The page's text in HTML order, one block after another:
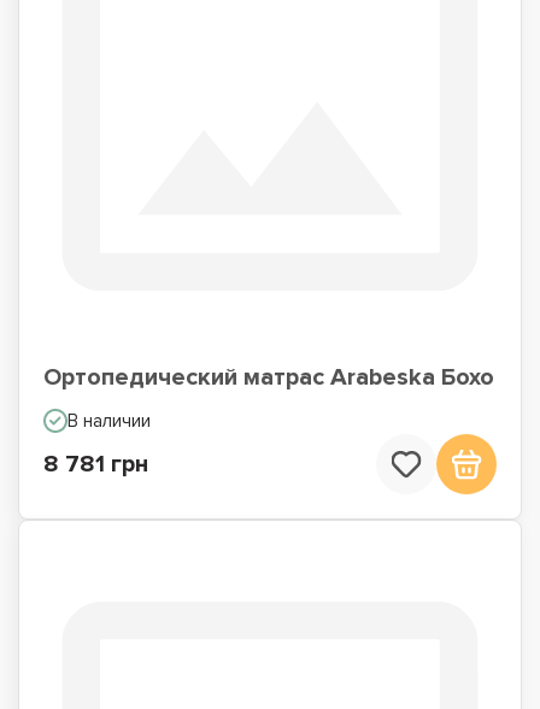
Ортопедический матрас Arabeska Бохо
В наличии
8 781 грн